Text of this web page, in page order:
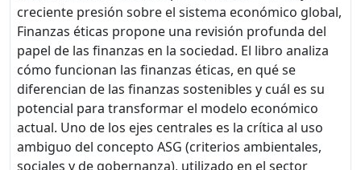
creciente presión sobre el sistema económico global,
Finanzas éticas propone una revisión profunda del
papel de las finanzas en la sociedad. El libro analiza
cómo funcionan las finanzas éticas, en qué se
diferencian de las finanzas sostenibles y cuál es su
potencial para transformar el modelo económico
actual. Uno de los ejes centrales es la crítica al uso
ambiguo del concepto ASG (criterios ambientales,
sociales y de gobernanza), utilizado en el sector